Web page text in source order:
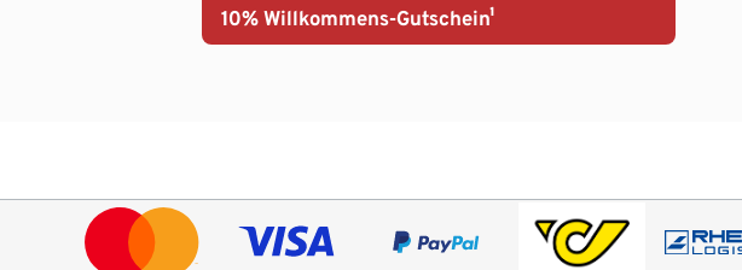
10% Willkommens-Gutschein¹